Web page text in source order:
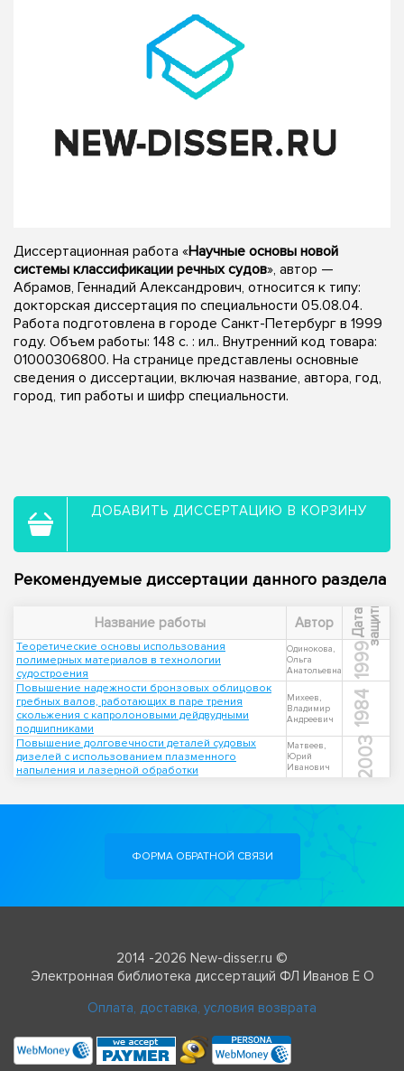
Диссертационная работа «Научные основы новой
системы классификации речных судов», автор —
Абрамов, Геннадий Александрович, относится к типу:
докторская диссертация по специальности 05.08.04.
Работа подготовлена в городе Санкт-Петербург в 1999
году. Объем работы: 148 с. : ил.. Внутренний код товара:
01000306800. На странице представлены основные
сведения о диссертации, включая название, автора, год,
город, тип работы и шифр специальности.
ДОБАВИТЬ ДИССЕРТАЦИЮ В КОРЗИНУ
Рекомендуемые диссертации данного раздела
Название работы Автор Д
а
т
а
з
а
щ
и
т ы
Теоретические основы использования
полимерных материалов в технологии
судостроения
Одинокова,
Ольга
Анатольевна
1999
Повышение надежности бронзовых облицовок
гребных валов, работающих в паре трения
скольжения с капролоновыми дейдвудными
подшипниками
Михеев,
Владимир
Андреевич
1984
Повышение долговечности деталей судовых
дизелей с использованием плазменного
напыления и лазерной обработки
Матвеев,
Юрий
Иванович
2003
ФОРМА ОБРАТНОЙ СВЯЗИ
2014 -2026 New-disser.ru ©
Электронная библиотека диссертаций ФЛ Иванов Е О
Оплата, доставка, условия возврата